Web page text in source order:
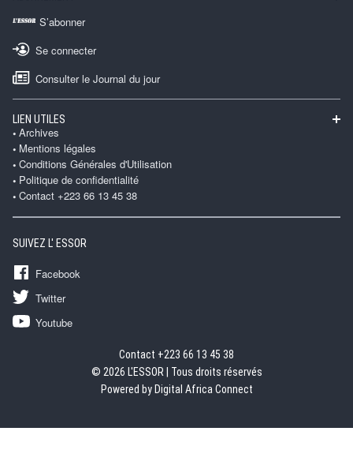
S’abonner
Se connecter
Consulter le Journal du jour
LIEN UTILES
Archives
Mentions légales
Conditions Générales d'Utilisation
Politique de confidentialité
Contact +223 66 13 45 38
SUIVEZ L' ESSOR
Facebook
Twitter
Youtube
Contact +223 66 13 45 38
© 2026 L'ESSOR | Tous droits réservés
Powered by Digital Africa Connect